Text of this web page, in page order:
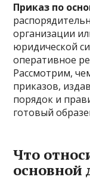
Приказ по
организации
юридической
оперативное
Рассмотрим,
приказов,
порядок и
готовый
Что
основной